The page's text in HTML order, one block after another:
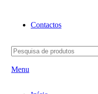
Contactos
Menu